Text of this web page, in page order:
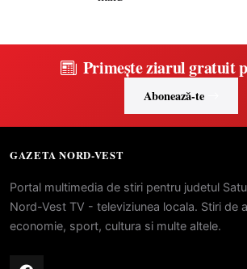
Primește ziarul gratuit
Abonează-te
GAZETA NORD-VEST
Portal multimedia de stiri pentru judetul
Nord-Vest TV - televiziunea locala. Stiri de
economie, sport, cultura si multe altele.